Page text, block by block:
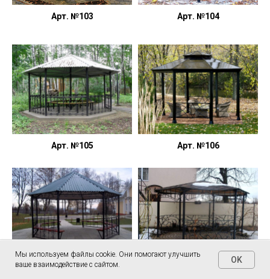
Home Письмо
Арт. №103 Арт. №104
Арт. №105 Арт. №106
Арт. №107 Арт. №108
Мы используем файлы cookie. Они помогают улучшить
ваше взаимодействие с сайтом.
OK